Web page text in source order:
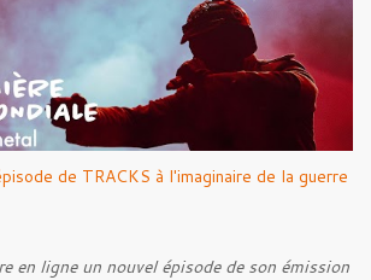
de TRACKS à l'imaginaire de la guerre
en ligne un nouvel épisode de son émission